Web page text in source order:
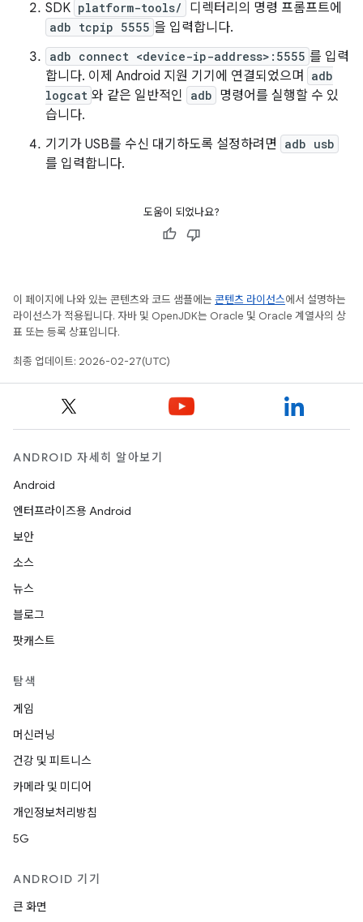
SDK platform-tools/ 디렉터리의 명령 프롬프트에
adb tcpip 5555 을 입력합니다.
adb connect <device-ip-address>:5555 를 입력
합니다. 이제 Android 지원 기기에 연결되었으며
adb
logcat 와 같은 일반적인 adb 명령어를 실행할 수 있
습니다.
기기가 USB를 수신 대기하도록 설정하려면
adb usb
를 입력합니다.
도움이 되었나요?
이 페이지에 나와 있는 콘텐츠와 코드 샘플에는 콘텐츠 라이선스에서 설명하는
라이선스가 적용됩니다. 자바 및 OpenJDK는 Oracle 및 Oracle 계열사의 상
표 또는 등록 상표입니다.
최종 업데이트: 2026-02-27(UTC)
ANDROID 자세히 알아보기
Android
엔터프라이즈용 Android
보안
소스
뉴스
블로그
팟캐스트
탐색
게임
머신러닝
건강 및 피트니스
카메라 및 미디어
개인정보처리방침
5G
ANDROID 기기
큰 화면